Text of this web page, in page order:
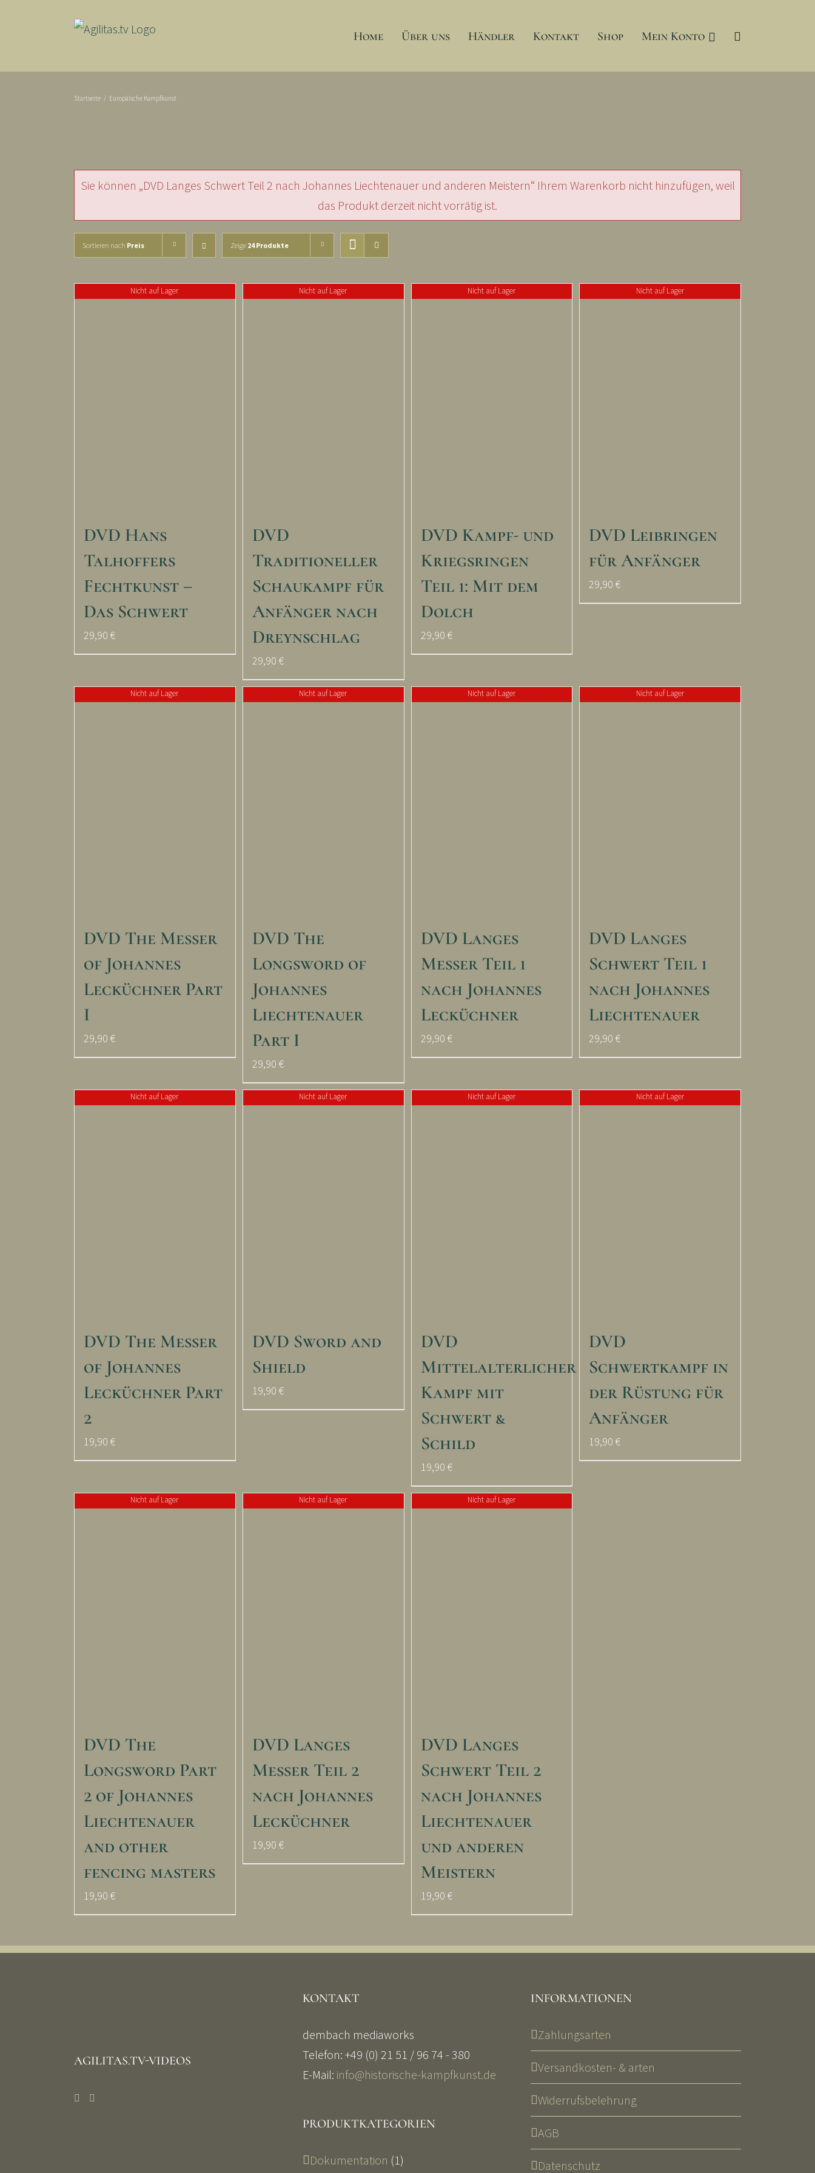
Home Über uns Händler Kontakt Shop Mein Konto
Startseite / Europäische Kampfkunst
Sie können „DVD Langes Schwert Teil 2 nach Johannes Liechtenauer und anderen Meistern“ Ihrem Warenkorb nicht hinzufügen, weil
das Produkt derzeit nicht vorrätig ist.
Sortieren nach Preis Zeige 24 Produkte
Nicht auf Lager
DVD Hans
Talhoffers
Fechtkunst –
Das Schwert
29,90 €
Nicht auf Lager
DVD
Traditioneller
Schaukampf für
Anfänger nach
Dreynschlag
29,90 €
Nicht auf Lager
DVD Kampf- und
Kriegsringen
Teil 1: Mit dem
Dolch
29,90 €
Nicht auf Lager
DVD Leibringen
für Anfänger
29,90€
Nicht auf Lager
DVD The Messer
of Johannes
Lecküchner Part
I
29,90 €
Nicht auf Lager
DVD The
Longsword of
Johannes
Liechtenauer
Part I
29,90 €
Nicht auf Lager
DVD Langes
Messer Teil 1
nach Johannes
Lecküchner
29,90 €
Nicht auf Lager
DVD Langes
Schwert Teil 1
nach Johannes
Liechtenauer
29,90€
Nicht auf Lager
DVD The Messer
of Johannes
Lecküchner Part
2
19,90 €
Nicht auf Lager
DVD Sword and
Shield
19,90 €
Nicht auf Lager
DVD
Mittelalterlicher
Kampf mit
Schwert &
Schild
19,90 €
Nicht auf Lager
DVD
Schwertkampf in
der Rüstung für
Anfänger
19,90€
Nicht auf Lager
DVD The
Longsword Part
2 of Johannes
Liechtenauer
and other
fencing masters
19,90 €
Nicht auf Lager
DVD Langes
Messer Teil 2
nach Johannes
Lecküchner
19,90 €
Nicht auf Lager
DVD Langes
Schwert Teil 2
nach Johannes
Liechtenauer
und anderen
Meistern
19,90 €
AGILITAS.TV-VIDEOS
KONTAKT
dembach mediaworks
Telefon: +49 (0) 21 51 / 96 74 - 380
E-Mail: info@historische-kampfkunst.de
PRODUKTKATEGORIEN
Dokumentation (1)
INFORMATIONEN
Zahlungsarten
Versandkosten- & arten
Widerrufsbelehrung
AGB
Datenschutz